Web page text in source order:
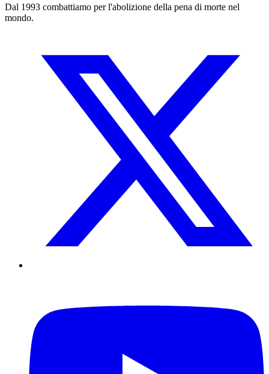
Dal 1993 combattiamo per l'abolizione della pena di morte nel
mondo.